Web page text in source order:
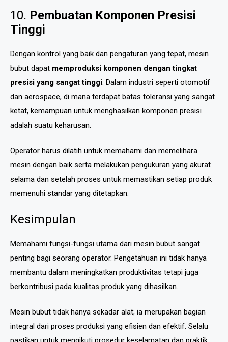
10. Pembuatan Komponen Presisi
Tinggi
Dengan kontrol yang baik dan pengaturan yang tepat, mesin
bubut dapat memproduksi komponen dengan tingkat
presisi yang sangat tinggi. Dalam industri seperti otomotif
dan aerospace, di mana terdapat batas toleransi yang sangat
ketat, kemampuan untuk menghasilkan komponen presisi
adalah suatu keharusan.
Operator harus dilatih untuk memahami dan memelihara
mesin dengan baik serta melakukan pengukuran yang akurat
selama dan setelah proses untuk memastikan setiap produk
memenuhi standar yang ditetapkan.
Kesimpulan
Memahami fungsi-fungsi utama dari mesin bubut sangat
penting bagi seorang operator. Pengetahuan ini tidak hanya
membantu dalam meningkatkan produktivitas tetapi juga
berkontribusi pada kualitas produk yang dihasilkan.
Mesin bubut tidak hanya sekadar alat; ia merupakan bagian
integral dari proses produksi yang efisien dan efektif. Selalu